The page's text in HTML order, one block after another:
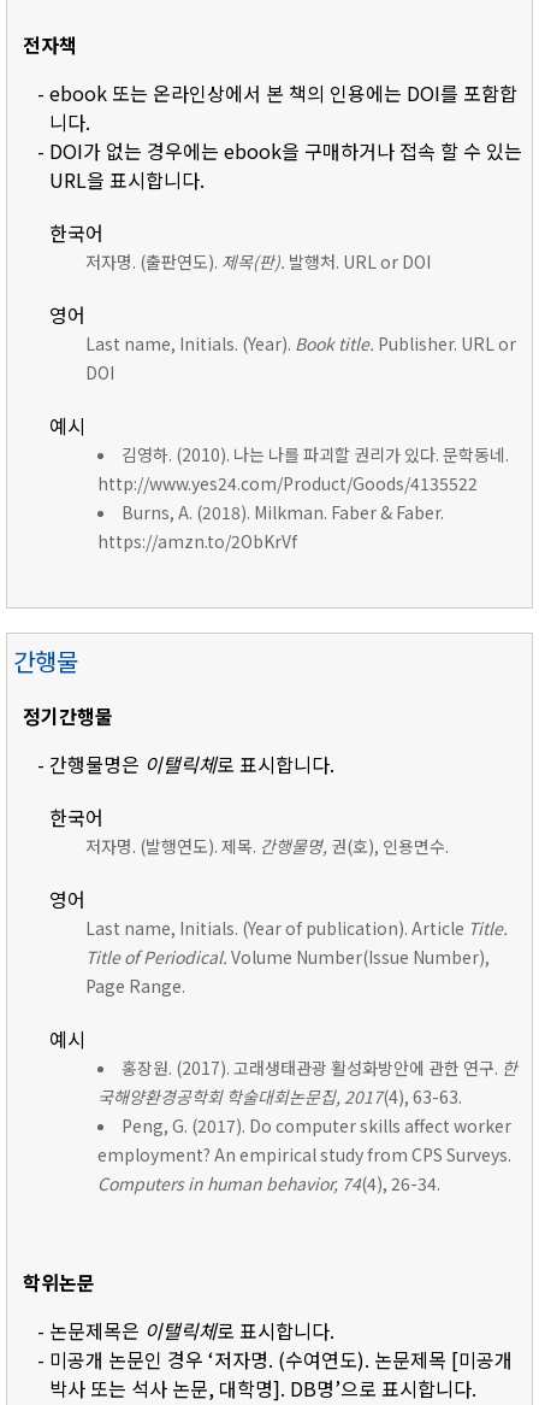
전자책
- ebook 또는 온라인상에서 본 책의 인용에는 DOI를 포함합
니다.
- DOI가 없는 경우에는 ebook을 구매하거나 접속 할 수 있는
URL을 표시합니다.
한국어
저자명. (출판연도). 제목(판). 발행처. URL or DOI
영어
Last name, Initials. (Year). Book title. Publisher. URL or
DOI
예시
김영하. (2010). 나는 나를 파괴할 권리가 있다. 문학동네.
http://www.yes24.com/Product/Goods/4135522
Burns, A. (2018). Milkman. Faber & Faber.
https://amzn.to/2ObKrVf
간행물
정기간행물
- 간행물명은 이탤릭체로 표시합니다.
한국어
저자명. (발행연도). 제목. 간행물명, 권(호), 인용면수.
영어
Last name, Initials. (Year of publication). Article Title.
Title of Periodical. Volume Number(Issue Number),
Page Range.
예시
홍장원. (2017). 고래생태관광 활성화방안에 관한 연구. 한
국해양환경공학회 학술대회논문집, 2017(4), 63-63.
Peng, G. (2017). Do computer skills affect worker
employment? An empirical study from CPS Surveys.
Computers in human behavior, 74(4), 26-34.
학위논문
- 논문제목은 이탤릭체로 표시합니다.
- 미공개 논문인 경우 ‘저자명. (수여연도). 논문제목 [미공개
박사 또는 석사 논문, 대학명]. DB명’으로 표시합니다.